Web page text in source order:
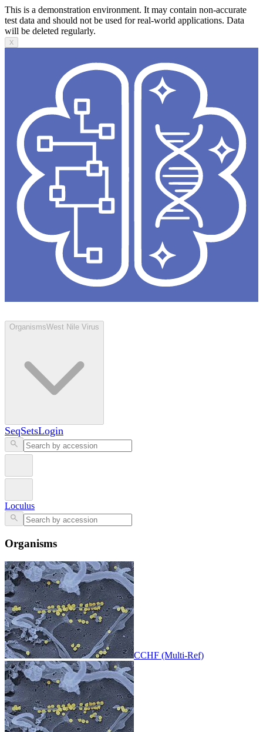
This is a demonstration environment. It may contain non-accurate
test data and should not be used for real-world applications. Data
will be deleted regularly.
X
OrganismsWest Nile Virus
SeqSetsLogin
Loculus
Organisms
CCHF (Multi-Ref)